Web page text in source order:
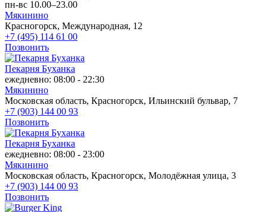
пн-вс 10.00–23.00
Мякинино
Красногорск, Международная, 12
+7 (495) 114 61 00
Позвонить
Пекарня Буханка
ежедневно: 08:00 - 22:30
Мякинино
Московская область, Красногорск, Ильинский бульвар, 7
+7 (903) 144 00 93
Позвонить
Пекарня Буханка
ежедневно: 08:00 - 23:00
Мякинино
Московская область, Красногорск, Молодёжная улица, 3
+7 (903) 144 00 93
Позвонить